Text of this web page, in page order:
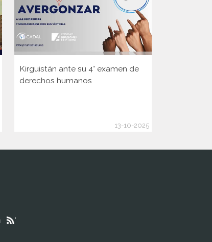
Kirguistán ante su 4° examen de
derechos humanos
13-10-2025
"